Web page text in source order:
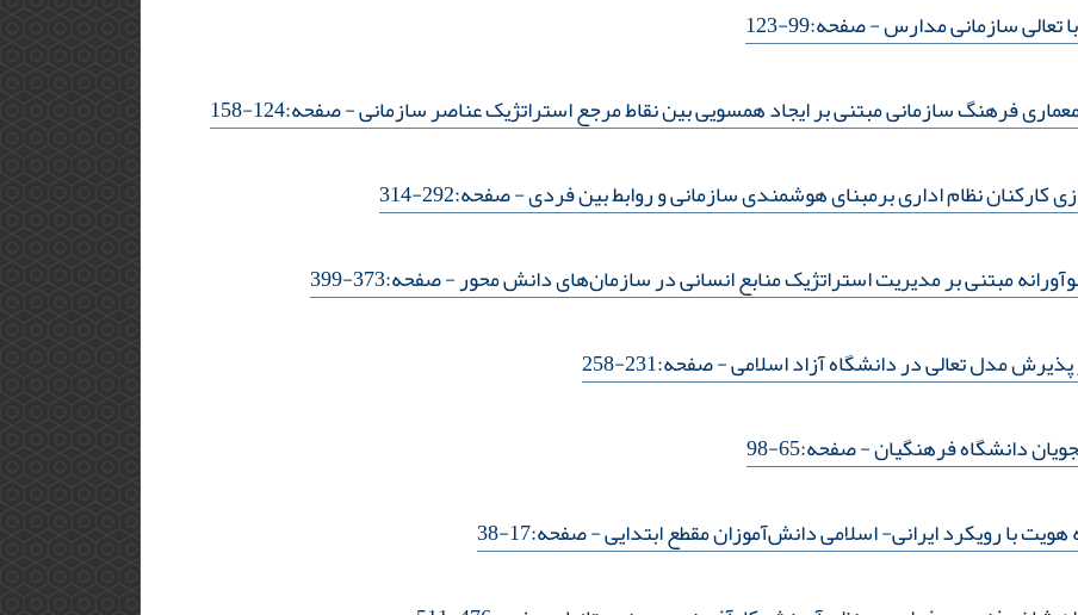
تعالی سازمانی مدارس- صفحه:99-123
فرهنگ سازمانی مبتنی بر ایجاد همسویی بین نقاط مرجع استراتژیک عناصر سازمانی- صفحه:124-158
کارکنان نظام اداری برمبنای هوشمندی سازمانی ‌و روابط بین فردی- صفحه:292-314
مبتنی بر مدیریت استراتژیک منابع انسانی در سازمان‌های دانش محور- صفحه:373-399
مدل تعالی در دانشگاه آزاد اسلامی- صفحه:231-258
دانشگاه فرهنگیان- صفحه:65-98
با رویکرد ایرانی- اسلامی دانش‌آموزان مقطع ابتدایی- صفحه:17-38